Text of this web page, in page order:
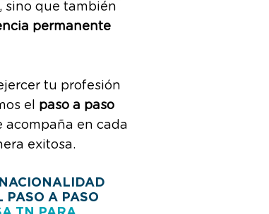
, sino que también
permanente
tu profesión
el paso a paso
acompaña en cada
exitosa.
PASO A PASO